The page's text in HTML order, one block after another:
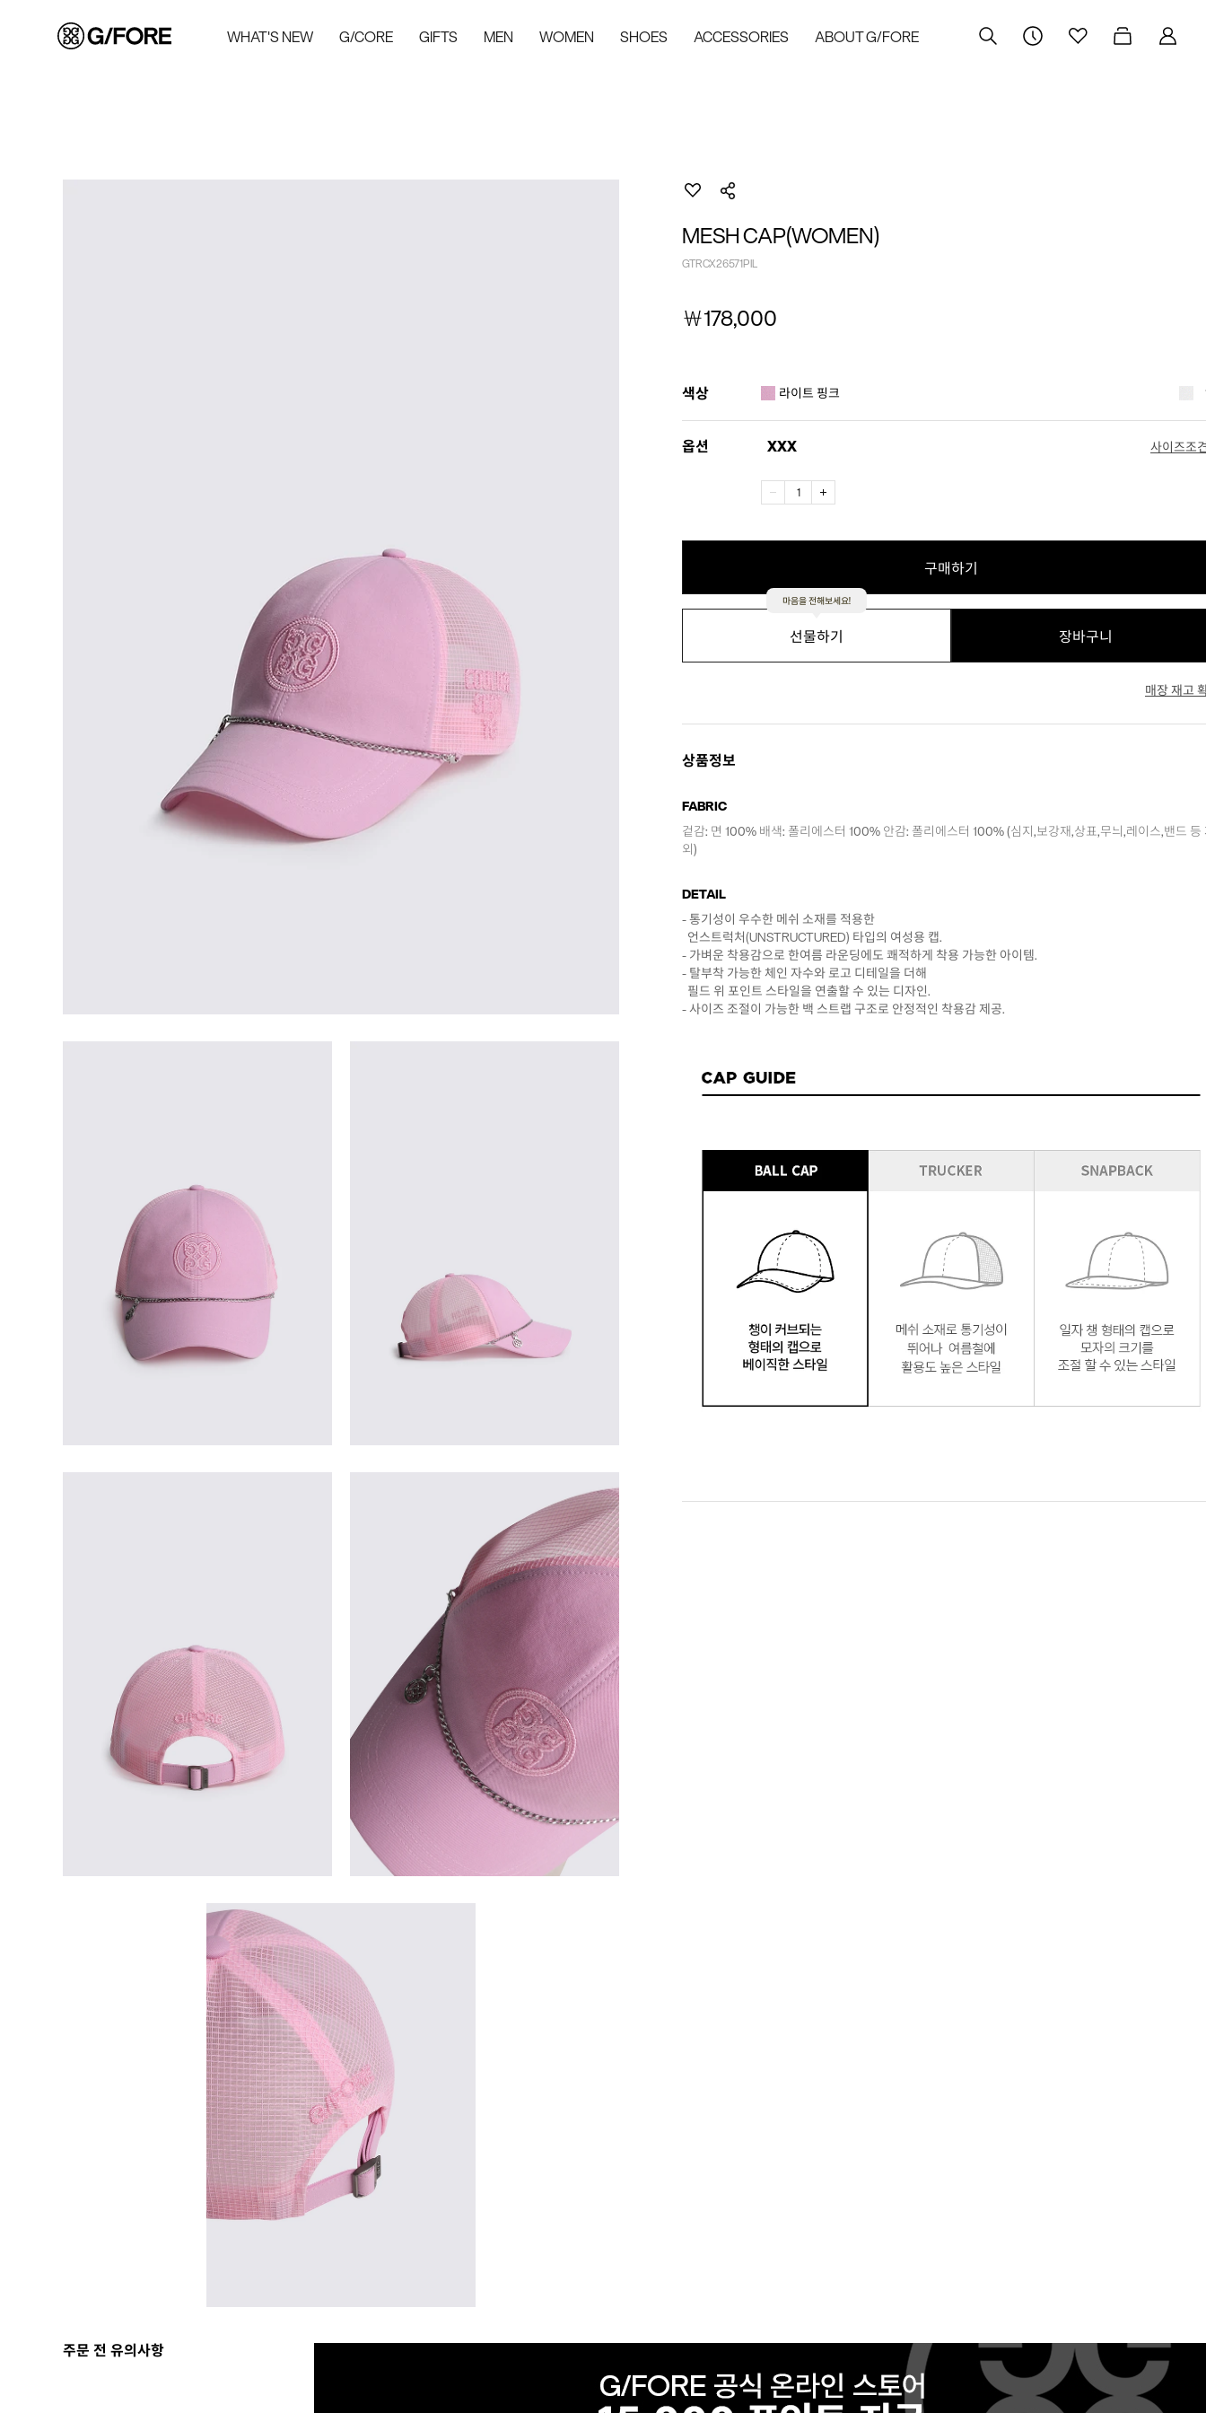
WHAT'S NEW G/CORE GIFTS MEN WOMEN SHOES ACCESSORIES ABOUT G/FORE
MESH CAP(WOMEN)
GTRCX26571PIL
￦178,000
색상 라이트 핑크
옵션 XXX 사이즈조
구매하기
선물하기
마음을 전해보세요!
장바구니
매장 재고
상품정보
FABRIC
겉감: 면 100% 배색: 폴리에스터 100% 안감: 폴리에스터 100% (심지,보강재,상표,무늬,레이스,밴드 등
외)
DETAIL
- 통기성이 우수한 메쉬 소재를 적용한
언스트럭처(UNSTRUCTURED) 타입의 여성용 캡.
- 가벼운 착용감으로 한여름 라운딩에도 쾌적하게 착용 가능한 아이템.
- 탈부착 가능한 체인 자수와 로고 디테일을 더해
필드 위 포인트 스타일을 연출할 수 있는 디자인.
- 사이즈 조절이 가능한 백 스트랩 구조로 안정적인 착용감 제공.
주문 전 유의사항